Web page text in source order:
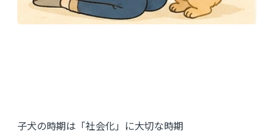
子犬の時期は「社会化」に大切な時期